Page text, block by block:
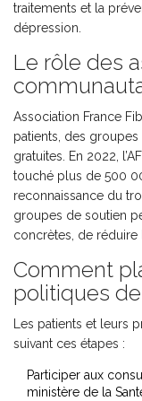
traitements et la
dépression.
Le rôle des
Association France
patients, des
gratuites. En 2022,
touché plus de 500
reconnaissance du
groupes de soutien
concrètes, de réduire
Comment
politiques
Les patients et leurs
suivant ces étapes :
Participer aux
ministère de la